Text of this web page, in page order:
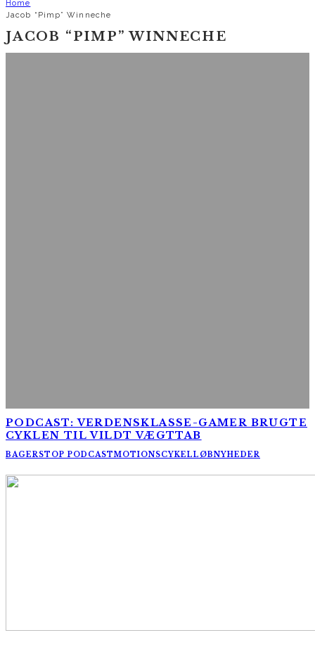
Home
Jacob “Pimp” Winneche
JACOB “PIMP” WINNECHE
PODCAST: VERDENSKLASSE-GAMER BRUGTE
CYKLEN TIL VILDT VÆGTTAB
BAGERSTOP PODCASTMOTIONSCYKELLØBNYHEDER